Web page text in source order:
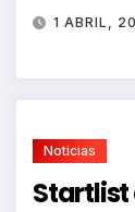
1 ABRIL,
Noticias
Startlist